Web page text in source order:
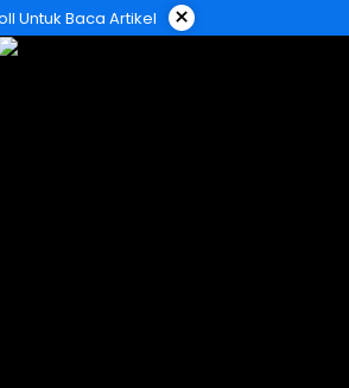
Untuk Baca Artikel ×